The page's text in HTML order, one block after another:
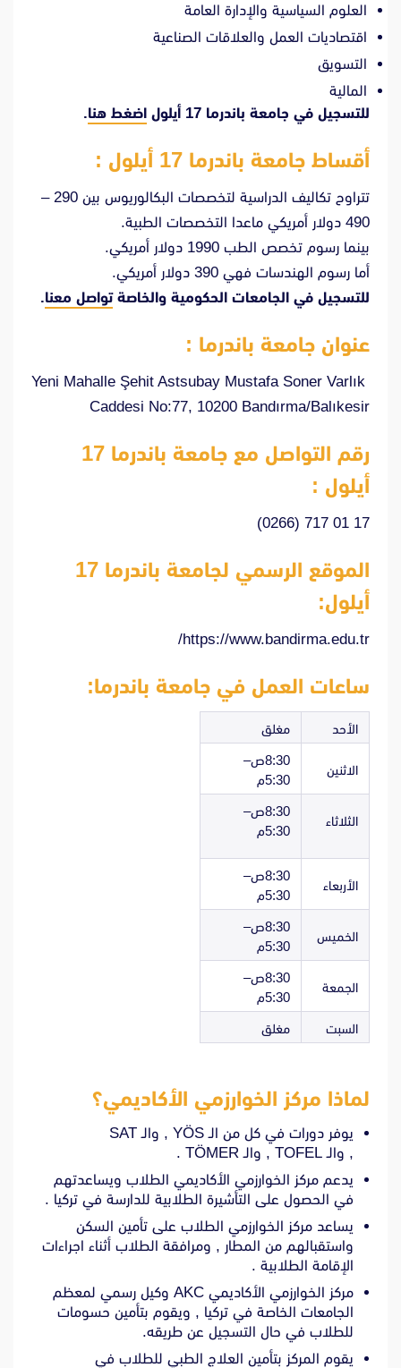
العلوم السياسية والإدارة العامة
اقتصاديات العمل والعلاقات الصناعية
التسويق
المالية
للتسجيل في جامعة باندرما 17 أيلول
اضغط هنا.
أقساط جامعة باندرما 17 أيلول :
تتراوح تكاليف الدراسية لتخصصات البكالوريوس بين 290 –
490 دولار أمريكي ماعدا التخصصات الطبية.
بينما رسوم تخصص الطب 1990 دولار أمريكي.
أما رسوم الهندسات فهي 390 دولار أمريكي.
للتسجيل في الجامعات الحكومية والخاصةتواصل معنا.
عنوان جامعة باندرما :
Yeni Mahalle Şehit Astsubay Mustafa Soner Varlık
Caddesi No:77, 10200 Bandırma/Balıkesir
رقم التواصل مع جامعة باندرما 17
أيلول :
(0266) 717 01 17
الموقع الرسمي لجامعة باندرما 17
أيلول:
https://www.bandirma.edu.tr/
ساعات العمل في جامعة باندرما:
الأحد مغلق
الاثنين
8:30ص–
5:30م
الثلاثاء
8:30ص–
5:30م
الأربعاء
8:30ص–
5:30م
الخميس
8:30ص–
5:30م
الجمعة
8:30ص–
5:30م
السبت مغلق
لماذا مركز الخوارزمي الأكاديمي؟
يوفر دورات في كل من الـ YÖS , والـ SAT
, والـ TOFEL , والـ TÖMER .
يدعم مركز الخوارزمي الأكاديمي الطلاب ويساعدتهم
في الحصول على التأشيرة الطلابية للدارسة في تركيا .
يساعد مركز الخوارزمي الطلاب على تأمين السكن
واستقبالهم من المطار , ومرافقة الطلاب أثناء اجراءات
الإقامة الطلابية .
مركز الخوارزمي الأكاديمي AKC وكيل رسمي لمعظم
الجامعات الخاصة في تركيا , ويقوم بتأمين حسومات
للطلاب في حال التسجيل عن طريقه.
يقوم المركز بتأمين العلاج الطبي للطلاب في